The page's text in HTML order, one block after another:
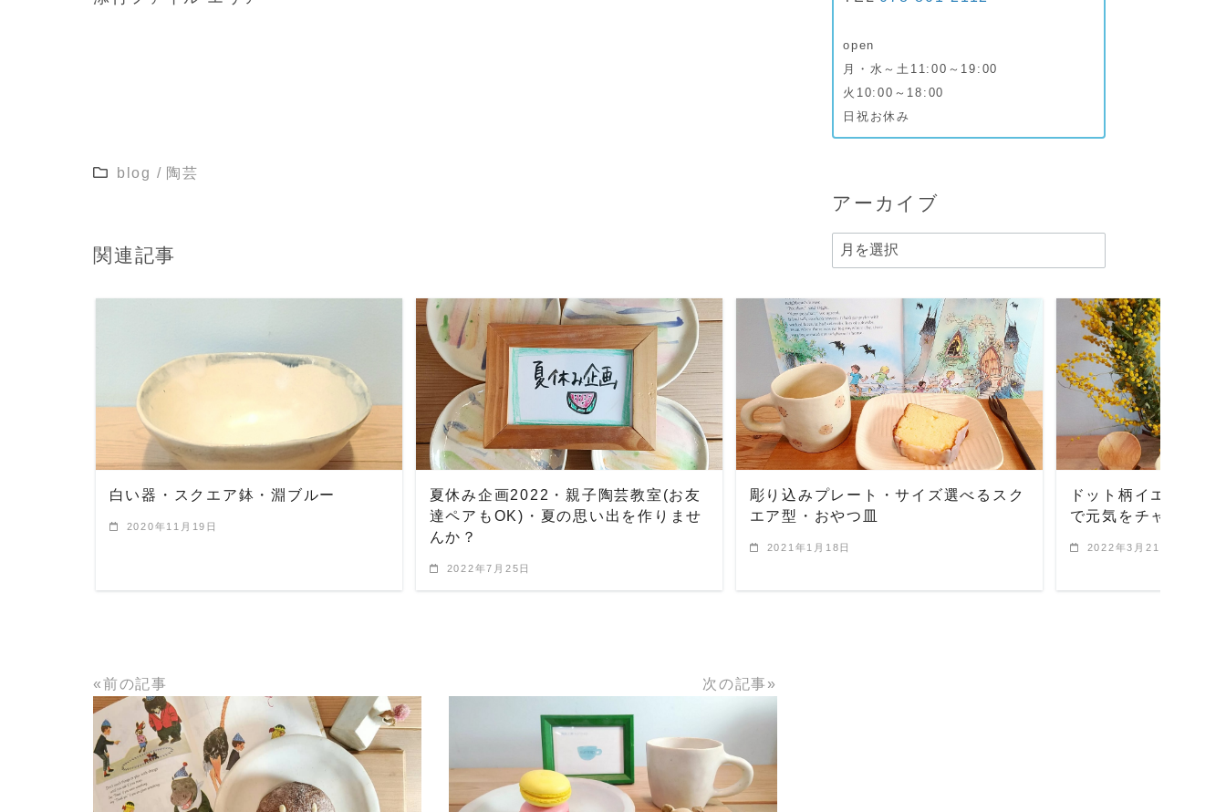
blog / 陶芸
関連記事
白い器・スクエア鉢・淵ブルー
2020年11月19日
READ MORE
夏休み企画2022・親子陶芸教室(お友
達ペアもOK)・夏の思い出を作りませ
んか？
2022年7月25日
READ MORE
彫り込みプレート・サイズ選べるスク
エア型・おやつ皿
2021年1月18日
READ
ドット柄イエロー鉢
で元気をチャージし
2022年3月21日
«前の記事
READ MORE
次の記事»
READ MORE
open
月・水～土11:00～19:00
火10:00～18:00
日祝お休み
アーカイブ
ア
ー
イ
ブ